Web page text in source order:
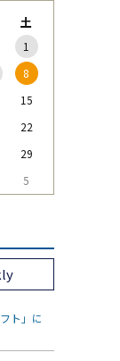
土
1
8
15
22
29
5
ト」に